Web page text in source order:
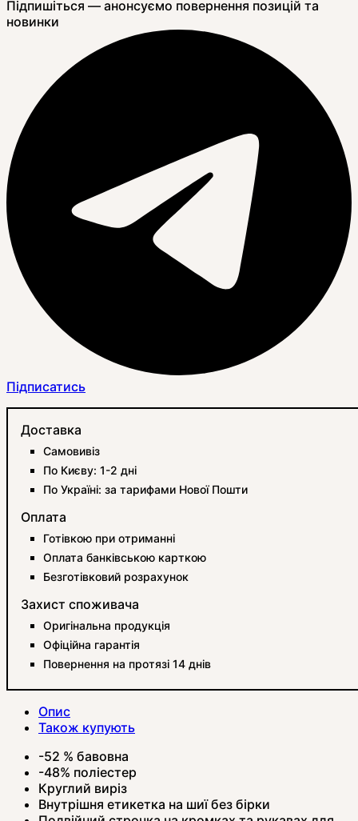
Підпишіться — анонсуємо повернення позицій та
новинки
Підписатись
Доставка
Самовивіз
По Києву: 1-2 дні
По Україні: за тарифами Нової Пошти
Оплата
Готівкою при отриманні
Оплата банківською карткою
Безготівковий розрахунок
Захист споживача
Оригінальна продукція
Офіційна гарантія
Повернення на протязі 14 днів
Опис
Також купують
-52 % бавовна
-48% поліестер
Круглий виріз
Внутрішня етикетка на шиї без бірки